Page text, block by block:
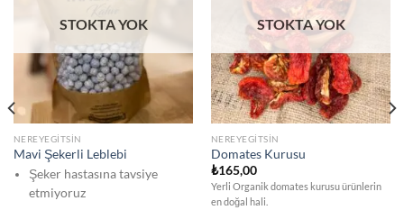
STOKTA YOK
NEREYEGITSIN
Mavi Şekerli Leblebi
Şeker hastasına tavsiye
etmiyoruz
STOKTA YOK
NEREYEGITSIN
Domates Kurusu
₺165,00
Yerli Organik domates kurusu ürünlerin
en doğal hali.